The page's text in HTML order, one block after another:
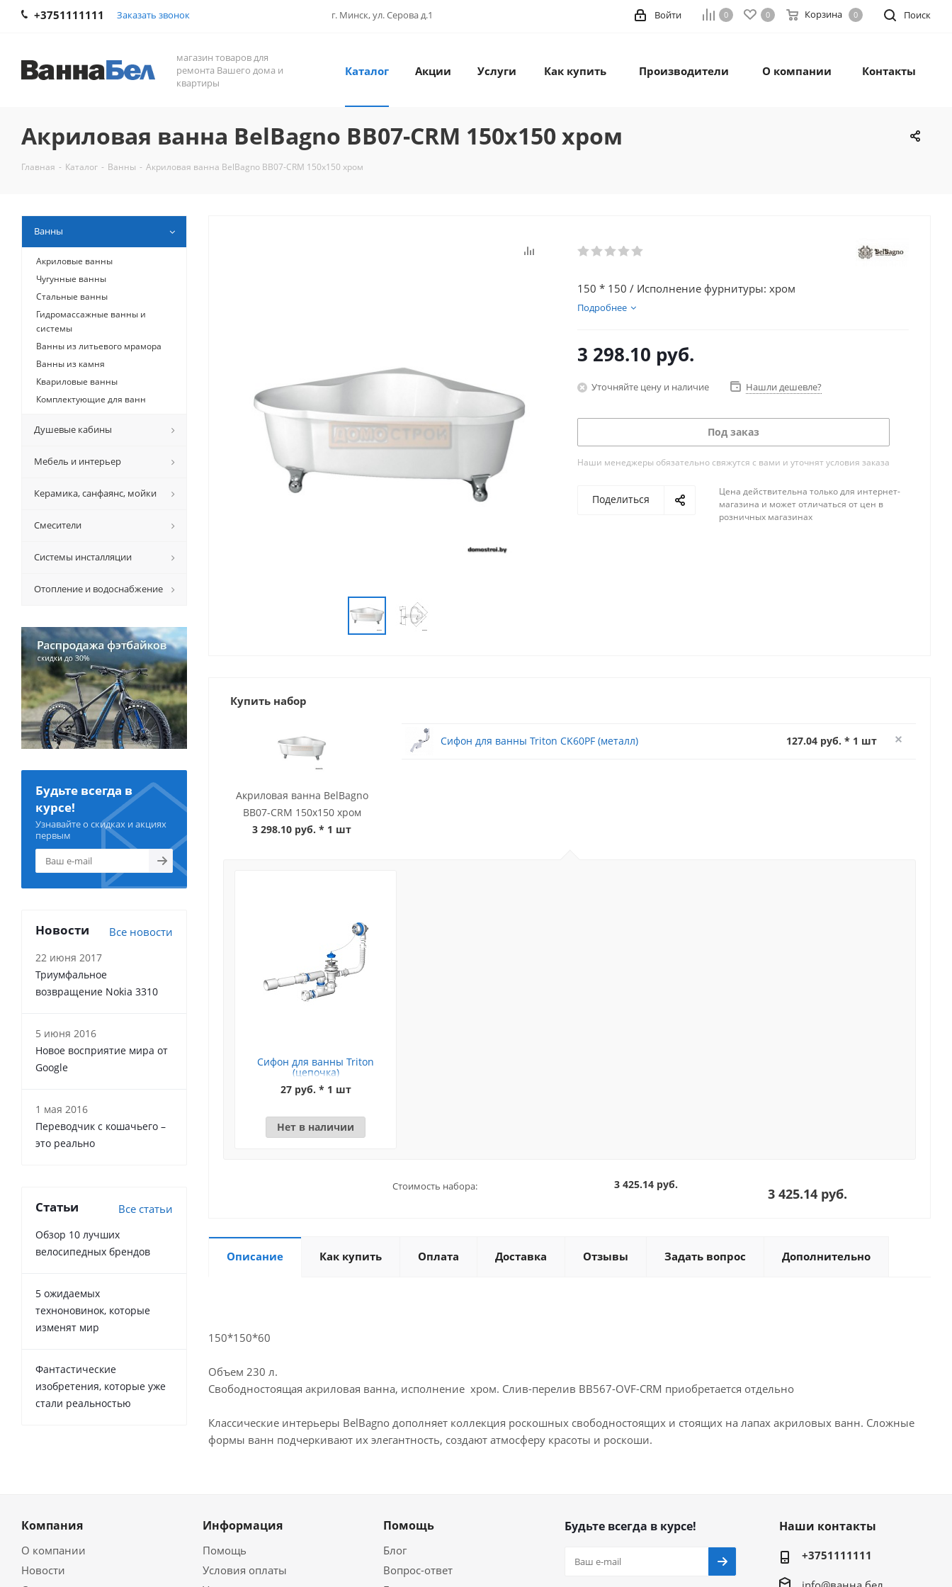
+3751111111 Заказать звонок г. Минск, ул. Серова д.1 Поиск
0 0 Корзина 0
Войти
магазин товаров для
ремонта Вашего дома и
квартиры
Каталог Акции Услуги Как купить Производители О компании Контакты
Акриловая ванна BelBagno BB07-CRM 150x150 хром
Главная - Каталог - Ванны - Акриловая ванна BelBagno BB07-CRM 150x150 хром
150 * 150 / Исполнение фурнитуры: хром
Подробнее
3 298.10 руб.
Уточняйте цену и наличие Нашли дешевле?
Под заказ
Наши менеджеры обязательно свяжутся с вами и уточнят условия заказа
Поделиться
Цена действительна только для интернет-
магазина и может отличаться от цен в
розничных магазинах
Купить набор
Акриловая ванна BelBagno
BB07-CRM 150x150 хром
3 298.10 руб. * 1 шт
Сифон для ванны Triton CK60PF (металл) 127.04 руб. * 1 шт
Сифон для ванны Triton
(цепочка)
27 руб. * 1 шт
Нет в наличии
Стоимость набора: 3 425.14 руб.
3 425.14 руб.
Описание Как купить Оплата Доставка Отзывы Задать вопрос Дополнительно
150*150*60
Объем 230 л.
Свободностоящая акриловая ванна, исполнение хром. Слив-перелив BB567-OVF-CRM приобретается отдельно
Классические интерьеры BelBagno дополняет коллекция роскошных свободностоящих и стоящих на лапах акриловых ванн. Сложные
формы ванн подчеркивают их элегантность, создают атмосферу красоты и роскоши.
Ванны
Акриловые ванны
Чугунные ванны
Стальные ванны
Гидромассажные ванны и
системы
Ванны из литьевого мрамора
Ванны из камня
Квариловые ванны
Комплектующие для ванн
Душевые кабины
Мебель и интерьер
Керамикa, санфаянс, мойки
Смесители
Системы инсталляции
Отопление и водоснабжение
Будьте всегда в
курсе!
Узнавайте о скидках и акциях
первым
Новости Все новости
22 июня 2017
Триумфальное
возвращение Nokia 3310
5 июня 2016
Новое восприятие мира от
Google
1 мая 2016
Переводчик с кошачьего –
это реально
Статьи Все статьи
Обзор 10 лучших
велосипедных брендов
5 ожидаемых
техноновинок, которые
изменят мир
Фантастические
изобретения, которые уже
стали реальностью
Компания
О компании
Новости
Информация
Помощь
Условия оплаты
Помощь
Блог
Вопрос-ответ
Будьте всегда в курсе! Наши контакты
+3751111111